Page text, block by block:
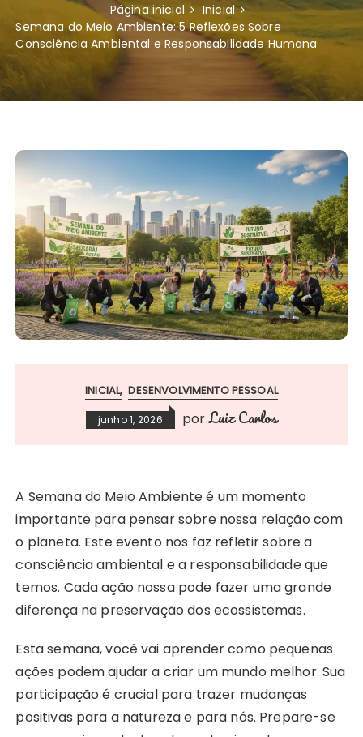
Página inicial
Inicial
Semana do Meio Ambiente: 5 Reflexões Sobre
Consciência Ambiental e Responsabilidade Humana
INICIAL DESENVOLVIMENTO PESSOAL
junho 1, 2026 porLuiz Carlos
A Semana do Meio Ambiente é um momento
importante para pensar sobre nossa relação com
o planeta. Este evento nos faz refletir sobre a
consciência ambiental e a responsabilidade que
temos. Cada ação nossa pode fazer uma grande
diferença na preservação dos ecossistemas.
Esta semana, você vai aprender como pequenas
ações podem ajudar a criar um mundo melhor. Sua
participação é crucial para trazer mudanças
positivas para a natureza e para nós. Prepare-se